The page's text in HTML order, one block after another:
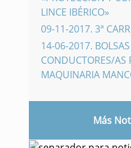
LINCE IBÉRICO»
09-11-2017. 3ª
14-06-2017.
CONDUCTORES/AS
MAQUINARIA
Más